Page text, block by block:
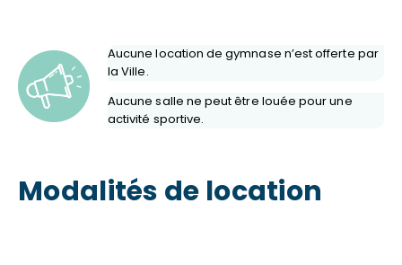
Aucune location de gymnase n’est offerte par
la Ville.
Aucune salle ne peut être louée pour une
activité sportive.
Modalités de location